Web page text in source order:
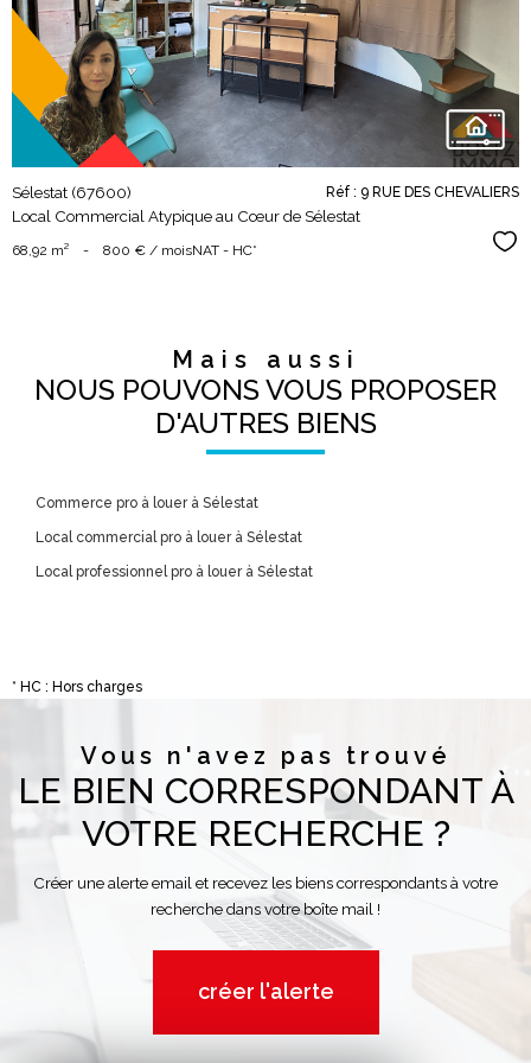
bien
Sélestat (67600)
Local Commercial Atypique au Cœur de Sélestat
Réf : 9 RUE DES CHEVALIERS
68,92 m² - 800 € / moisNAT - HC*
Mais aussi
NOUS POUVONS VOUS PROPOSER
D'AUTRES BIENS
Commerce pro à louer à Sélestat
Local commercial pro à louer à Sélestat
Local professionnel pro à louer à Sélestat
* HC : Hors charges
Vous n'avez pas trouvé
LE BIEN CORRESPONDANT À
VOTRE RECHERCHE ?
Créer une alerte email et recevez les biens correspondants à votre
recherche dans votre boîte mail !
créer l'alerte